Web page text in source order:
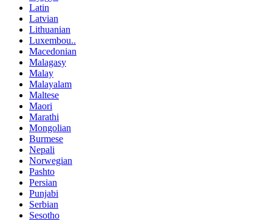
Latin
Latvian
Lithuanian
Luxembou..
Macedonian
Malagasy
Malay
Malayalam
Maltese
Maori
Marathi
Mongolian
Burmese
Nepali
Norwegian
Pashto
Persian
Punjabi
Serbian
Sesotho